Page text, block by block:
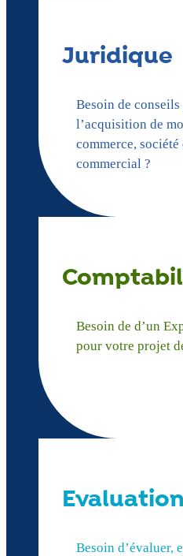
Juridique
Besoin de
l’acquisition de
commerce,
commercial ?
Besoin de d’un
pour votre projet
Evaluation
Besoin d’évaluer,